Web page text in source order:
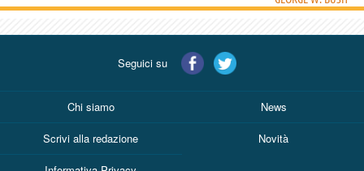
Seguici su
Chi siamo News
Scrivi alla redazione Novità